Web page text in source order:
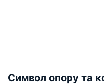
Символ опору та